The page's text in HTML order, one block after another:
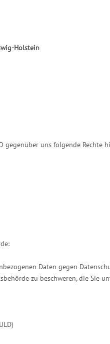
Holstein
gegenüber uns folgende Rechte
Daten gegen
zu beschweren, die Sie